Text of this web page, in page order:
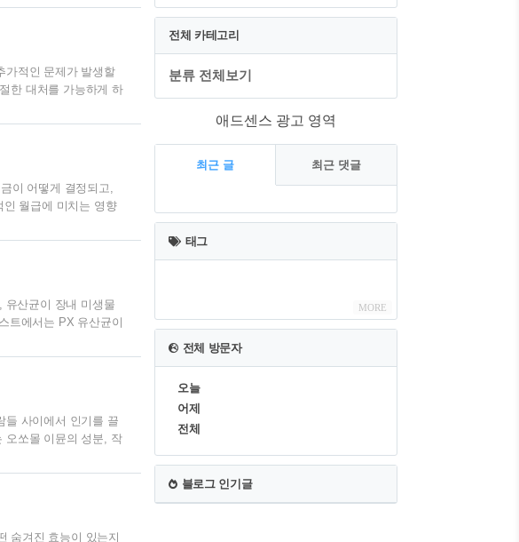
유하겠습니다.흡연의
호흡기를 자극하고,
가적인 문제가 발생할
한 대처를 가능하게 하
정보를 상세히 설명
5% 이상이 지방으로
취와 관련된 알콜성
이 어떻게 결정되고,
인 월급에 미치는 영향
임금의 최하한선으
위한 법적 장치로 마
히 젊은 세대나 저소
유산균이 장내 미생물
트에서는 PX 유산균이
장내 미생물 중 하나
여합니다. 유산균은 프
유산균은 소화 기능
들 사이에서 인기를 끌
오쏘몰 이뮨의 성분, 작
멀티 비타민은 면역
력 강화, 피로 회복,
요소로 작용하여 면
숨겨진 효능이 있는지
전체 카테고리
분류 전체보기
애드센스 광고 영역
최근 글 최근 댓글
최
근
글
태그
MORE
전체 방문자
오늘
어제
전체
블로그 인기글